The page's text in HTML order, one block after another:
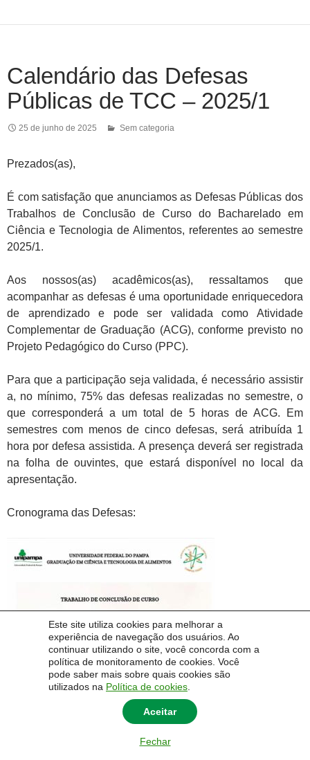
Este site utiliza cookies para melhorar a
experiência de navegação dos usuários. Ao
continuar utilizando o site, você concorda com a
política de monitoramento de cookies. Você
pode saber mais sobre quais cookies são
utilizados na Política de cookies
Aceitar
Fechar
Calendário das Defesas
Públicas de TCC – 2025/1
25 de junho de 2025 Sem categoria
Prezados(as),
É com satisfação que anunciamos as Defesas Públicas dos
Trabalhos de Conclusão de Curso do Bacharelado em
Ciência e Tecnologia de Alimentos, referentes ao semestre
2025/1.
Aos nossos(as) acadêmicos(as), ressaltamos que
acompanhar as defesas é uma oportunidade enriquecedora
de aprendizado e pode ser validada como Atividade
Complementar de Graduação (ACG), conforme previsto no
Projeto Pedagógico do Curso (PPC).
Para que a participação seja validada, é necessário assistir
a, no mínimo, 75% das defesas realizadas no semestre, o
que corresponderá a um total de 5 horas de ACG. Em
semestres com menos de cinco defesas, será atribuída 1
hora por defesa assistida. A presença deverá ser registrada
na folha de ouvintes, que estará disponível no local da
apresentação.
Cronograma das Defesas: